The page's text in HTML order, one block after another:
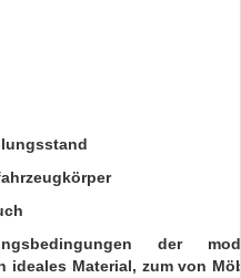
der
ideales Material, zum von